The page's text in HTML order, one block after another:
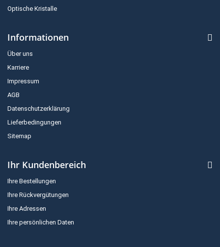
Optische Kristalle
Informationen
Über uns
Karriere
Impressum
AGB
Datenschutzerklärung
Lieferbedingungen
Sitemap
Ihr Kundenbereich
Ihre Bestellungen
Ihre Rückvergütungen
Ihre Adressen
Ihre persönlichen Daten